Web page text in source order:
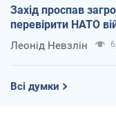
Захід проспав
перевірити НАТО
Леонід Невзлін
Всі думки